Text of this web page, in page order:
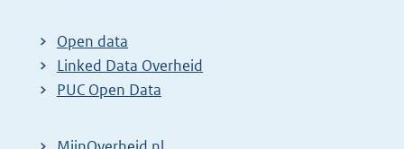
t
e
r
Open data
Linked Data Overheid
PUC Open Data